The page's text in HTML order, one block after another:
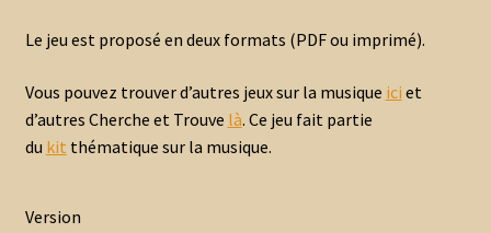
Le jeu est proposé en deux formats (PDF ou imprimé).
Vous pouvez trouver d’autres jeux sur la musique ici et
d’autres Cherche et Trouve là. Ce jeu fait partie
du kit thématique sur la musique.
Version